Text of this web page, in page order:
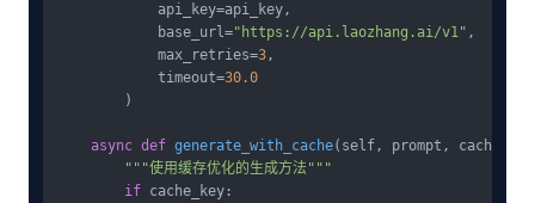
            api_key=api_key,
            base_url=
"https://api.laozhang.ai/v1" ,
            max_retries=
3 ,
            timeout=
30.0
        )
async def generate_with_cache( self, prompt,
"""使用缓存优化的生成方法"""
if cache_key: